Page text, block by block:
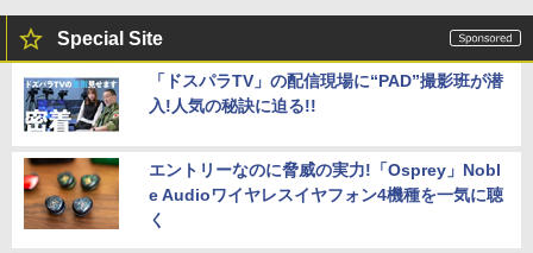
Special Site
「ドスパラTV」の配信現場に“PAD”撮影班が潜
入!人気の秘訣に迫る!!
エントリーなのに脅威の実力!「Osprey」Nobl
e Audioワイヤレスイヤフォン4機種を一気に聴
く